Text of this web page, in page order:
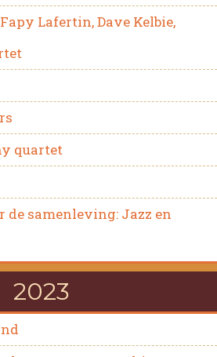
Lafertin, Dave Kelbie,
quartet
de samenleving: Jazz en
2023